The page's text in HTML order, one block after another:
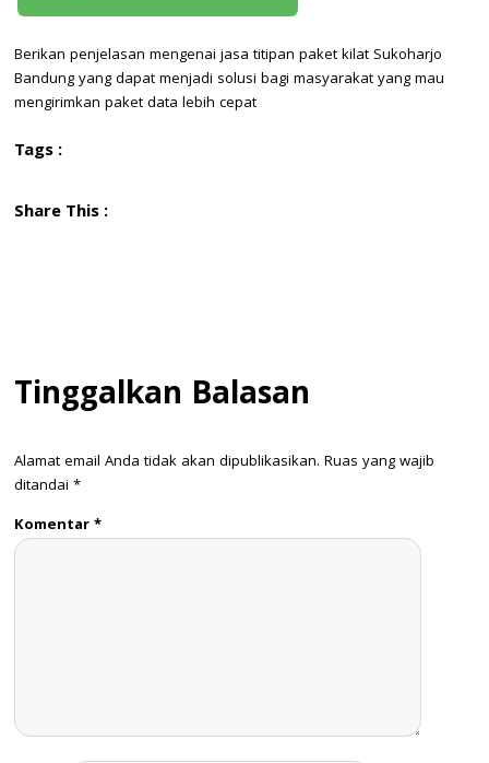
Berikan penjelasan mengenai jasa titipan paket kilat Sukoharjo
Bandung yang dapat menjadi solusi bagi masyarakat yang mau
mengirimkan paket data lebih cepat
Tags :
Share This :
Tinggalkan Balasan
Alamat email Anda tidak akan dipublikasikan. Ruas yang wajib
ditandai *
Komentar*